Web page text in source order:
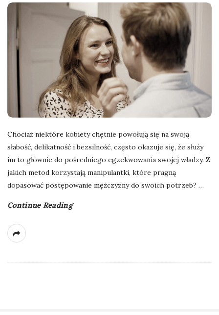
a
n
k
a
d
r
y
Chociaż niektóre kobiety chętnie powołują się na swoją
słabość, delikatność i bezsilność, często okazuje się, że służy
im to głównie do pośredniego egzekwowania swojej władzy. Z
jakich metod korzystają manipulantki, które pragną
dopasować postępowanie mężczyzny do swoich potrzeb? …
Continue Reading